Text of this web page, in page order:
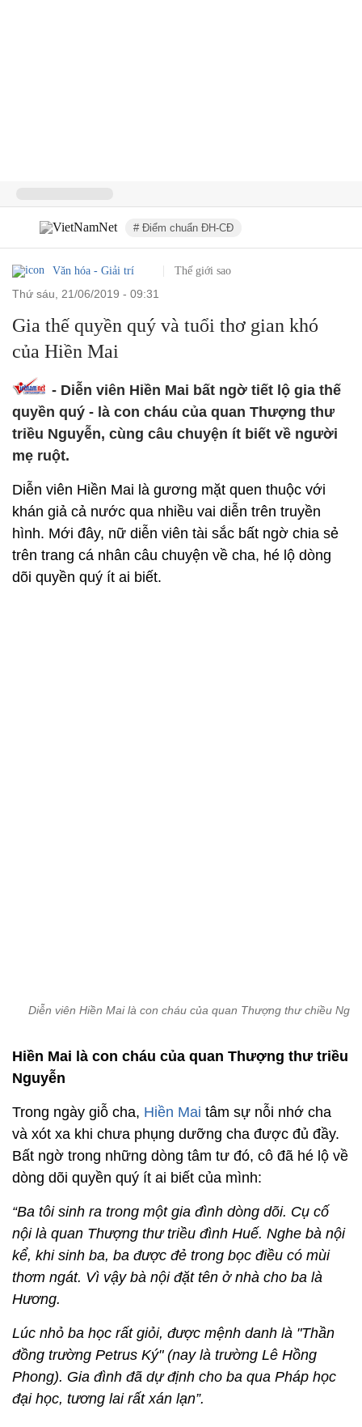
# Điểm chuẩn ĐH-CĐ
Văn hóa - Giải trí Thế giới sao
thứ sáu, 21/06/2019 - 09:31
Gia thế quyền quý và tuổi thơ gian khó
của Hiền Mai
- Diễn viên Hiền Mai bất ngờ tiết lộ gia thế
quyền quý - là con cháu của quan Thượng thư
triều Nguyễn, cùng câu chuyện ít biết về người
mẹ ruột.
Diễn viên Hiền Mai là gương mặt quen thuộc với
khán giả cả nước qua nhiều vai diễn trên truyền
hình. Mới đây, nữ diễn viên tài sắc bất ngờ chia sẻ
trên trang cá nhân câu chuyện về cha, hé lộ dòng
dõi quyền quý ít ai biết.
Diễn viên Hiền Mai là con cháu của quan Thượng thư chiều
Hiền Mai là con cháu của quan Thượng thư triều
Nguyễn
Trong ngày giỗ cha, Hiền Mai tâm sự nỗi nhớ cha
và xót xa khi chưa phụng dưỡng cha được đủ đầy.
Bất ngờ trong những dòng tâm tư đó, cô đã hé lộ về
dòng dõi quyền quý ít ai biết của mình:
“Ba tôi sinh ra trong một gia đình dòng dõi. Cụ cố
nội là quan Thượng thư triều đình Huế. Nghe bà nội
kể, khi sinh ba, ba được đẻ trong bọc điều có mùi
thơm ngát. Vì vậy bà nội đặt tên ở nhà cho ba là
Hương.
Lúc nhỏ ba học rất giỏi, được mệnh danh là "Thần
đồng trường Petrus Ký" (nay là trường Lê Hồng
Phong). Gia đình đã dự định cho ba qua Pháp học
đại học, tương lai rất xán lạn”.